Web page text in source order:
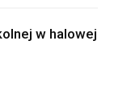
w halowej